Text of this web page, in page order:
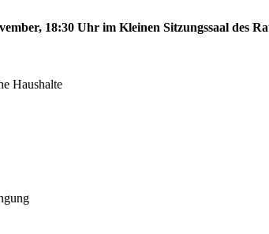
18:30 Uhr im Kleinen Sitzungssaal des
Haushalte